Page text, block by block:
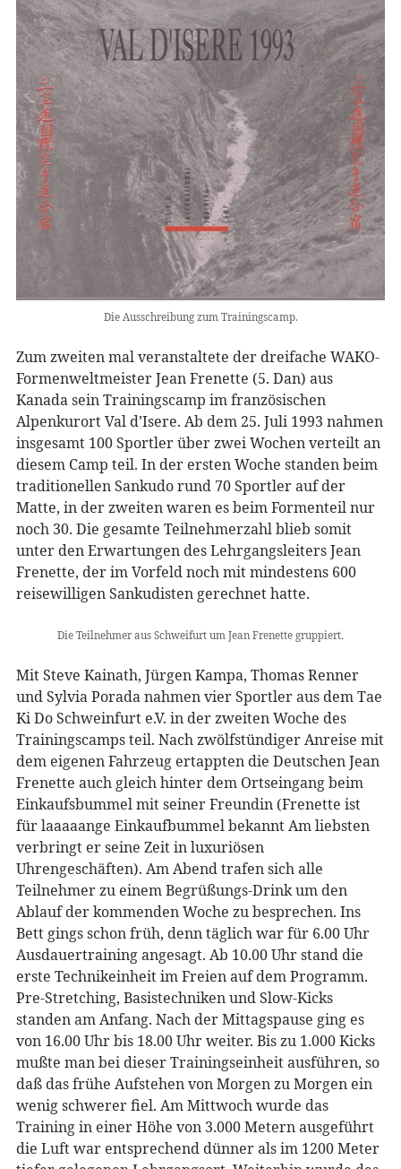
Die Ausschreibung zum Trainingscamp.
Zum zweiten mal veranstaltete der dreifache WAKO-
Formenweltmeister Jean Frenette (5. Dan) aus
Kanada sein Trainingscamp im französischen
Alpenkurort Val d’Isere. Ab dem 25. Juli 1993 nahmen
insgesamt 100 Sportler über zwei Wochen verteilt an
diesem Camp teil. In der ersten Woche standen beim
traditionellen Sankudo rund 70 Sportler auf der
Matte, in der zweiten waren es beim Formenteil nur
noch 30. Die gesamte Teilnehmerzahl blieb somit
unter den Erwartungen des Lehrgangsleiters Jean
Frenette, der im Vorfeld noch mit mindestens 600
reisewilligen Sankudisten gerechnet hatte.
Die Teilnehmer aus Schweifurt um Jean Frenette gruppiert.
Mit Steve Kainath, Jürgen Kampa, Thomas Renner
und Sylvia Porada nahmen vier Sportler aus dem Tae
Ki Do Schweinfurt e.V. in der zweiten Woche des
Trainingscamps teil. Nach zwölfstündiger Anreise mit
dem eigenen Fahrzeug ertappten die Deutschen Jean
Frenette auch gleich hinter dem Ortseingang beim
Einkaufsbummel mit seiner Freundin (Frenette ist
für laaaaange Einkaufbummel bekannt Am liebsten
verbringt er seine Zeit in luxuriösen
Uhrengeschäften). Am Abend trafen sich alle
Teilnehmer zu einem Begrüßungs-Drink um den
Ablauf der kommenden Woche zu besprechen. Ins
Bett gings schon früh, denn täglich war für 6.00 Uhr
Ausdauertraining angesagt. Ab 10.00 Uhr stand die
erste Technikeinheit im Freien auf dem Programm.
Pre-Stretching, Basistechniken und Slow-Kicks
standen am Anfang. Nach der Mittagspause ging es
von 16.00 Uhr bis 18.00 Uhr weiter. Bis zu 1.000 Kicks
mußte man bei dieser Trainingseinheit ausführen, so
daß das frühe Aufstehen von Morgen zu Morgen ein
wenig schwerer fiel. Am Mittwoch wurde das
Training in einer Höhe von 3.000 Metern ausgeführt
die Luft war entsprechend dünner als im 1200 Meter